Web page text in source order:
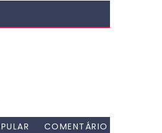
COMENTÁRIO